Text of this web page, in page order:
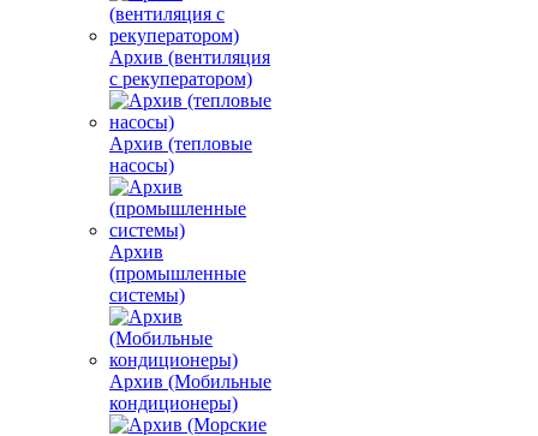
Архив (вентиляция
с рекуператором)
Архив (тепловые
насосы)
Архив
(промышленные
системы)
Архив (Мобильные
кондиционеры)